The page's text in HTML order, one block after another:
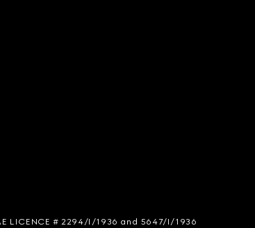
LICENCE # 2294/I/1936 and 5647/I/1936